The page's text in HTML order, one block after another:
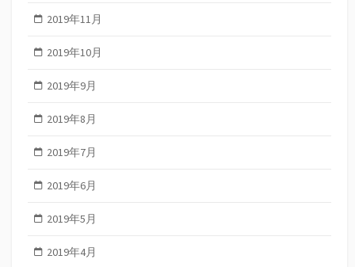
2019年11月
2019年10月
2019年9月
2019年8月
2019年7月
2019年6月
2019年5月
2019年4月